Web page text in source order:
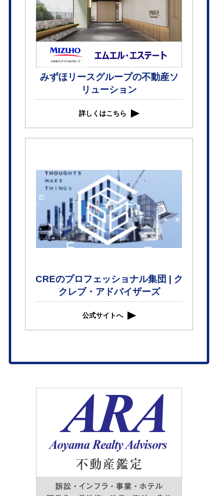
みずほリースグループの不動産ソ
リューション
詳しくはこちら
CREのプロフェッショナル集団 | ク
クレブ・アドバイザーズ
公式サイトへ